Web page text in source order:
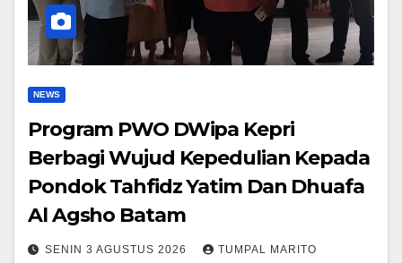
NEWS
Program PWO DWipa Kepri
Berbagi Wujud Kepedulian Kepada
Pondok Tahfidz Yatim Dan Dhuafa
Al Agsho Batam
SENIN 3 AGUSTUS 2026 TUMPAL MARITO